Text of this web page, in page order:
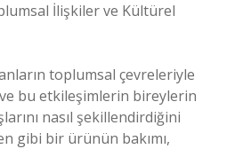
İlişkiler ve Kültürel
toplumsal çevreleriyle
bu etkileşimlerin bireylerin
nasıl şekillendirdiğini
gibi bir ürünün bakımı,